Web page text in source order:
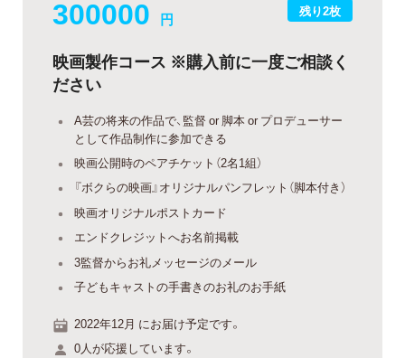
残り2枚
300000 円
映画製作コース ※購入前に一度ご相談く
ださい
A芸の将来の作品で、監督 or 脚本 or プロデューサー
として作品制作に参加できる
映画公開時のペアチケット（2名1組）
『ボクらの映画』オリジナルパンフレット（脚本付き）
映画オリジナルポストカード
エンドクレジットへお名前掲載
3監督からお礼メッセージのメール
子どもキャストの手書きのお礼のお手紙
2022年12月 にお届け予定です。
0人が応援しています。